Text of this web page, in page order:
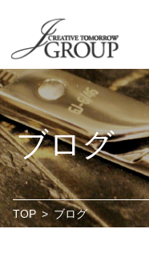
ブログ
TOP > ブログ